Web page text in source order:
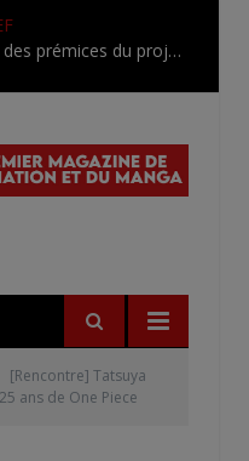
[Entretien] Mokochan : « Lors des prémices du projet, il était déjà demandé de suivre au mieux le manga originel.»
[Rencontre] Tatsuya
ans de One Piece